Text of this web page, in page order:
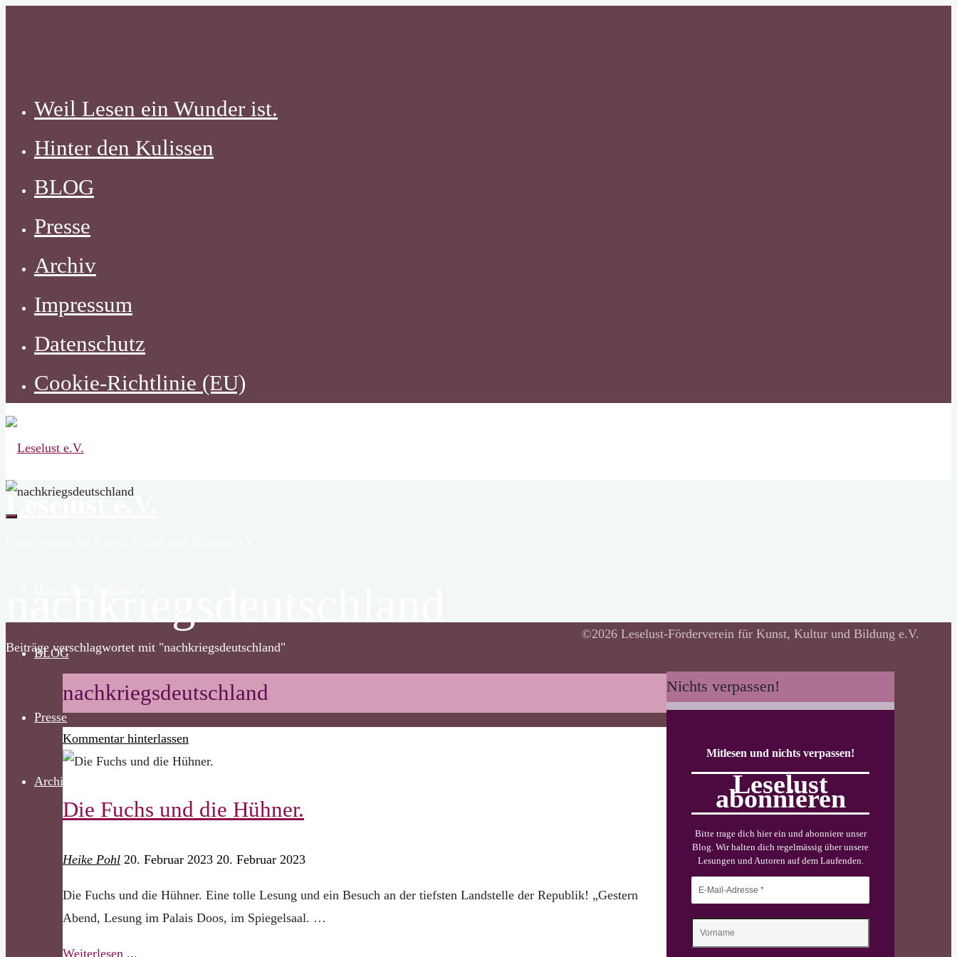
Weil Lesen ein Wunder ist.
Hinter den Kulissen
BLOG
Presse
Archiv
Impressum
Datenschutz
Cookie-Richtlinie (EU)
Leselust e.V.
BLOG
Presse
Archiv
Start
Beiträge verschlagwortet mit "nachkriegsdeutschland"
nachkriegsdeutschland
Kommentar hinterlassen
Die Fuchs und die Hühner.
Heike Pohl 20. Februar 2023 20. Februar 2023
Die Fuchs und die Hühner. Eine tolle Lesung und ein Besuch an der tiefsten Landstelle der Republik! „Gestern
Abend, Lesung im Palais Doos, im Spiegelsaal. …
Weiterlesen ...
Nichts verpassen!
Mitlesen und nichts verpassen!
Leselust
abonnieren
Bitte trage dich hier ein und abonniere unser
Blog. Wir halten dich regelmässig über unsere
Lesungen und Autoren auf dem Laufenden.
nach
©2026 Leselust-Förderverein für Kunst, Kultur und Bildung e.V.